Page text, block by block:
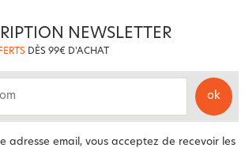
NEWSLETTER
DÈS 99€ D'ACHAT
ok
adresse email, vous acceptez de recevoir les